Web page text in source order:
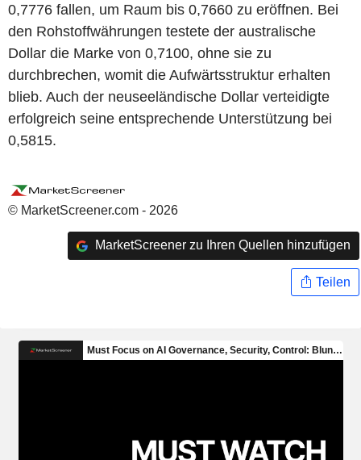
0,7776 fallen, um Raum bis 0,7660 zu eröffnen. Bei
den Rohstoffwährungen testete der australische
Dollar die Marke von 0,7100, ohne sie zu
durchbrechen, womit die Aufwärtsstruktur erhalten
blieb. Auch der neuseeländische Dollar verteidigte
erfolgreich seine entsprechende Unterstützung bei
0,5815.
© MarketScreener.com - 2026
MarketScreener zu Ihren Quellen hinzufügen
Teilen